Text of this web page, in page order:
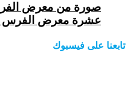
صورة من معرض
عشرة معرض الفرس
تابعنا على فيسبوك